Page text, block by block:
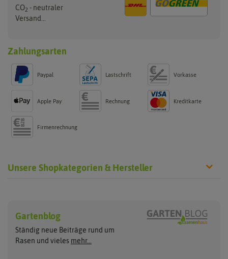
CO2 - neutraler
Versand...
Zahlungsarten
Paypal Lastschrift Vorkasse
Apple Pay Rechnung Kreditkarte
Firmenrechnung
Unsere Shopkategorien & Hersteller
Sport- und Spielrasen
Zierrasen
Rasennachsaat
ASB Greenworld
Compo
Pegasus Dream Gardens
Gartenblog
Ständig neue Beiträge rund um
Rasen und vieles mehr...